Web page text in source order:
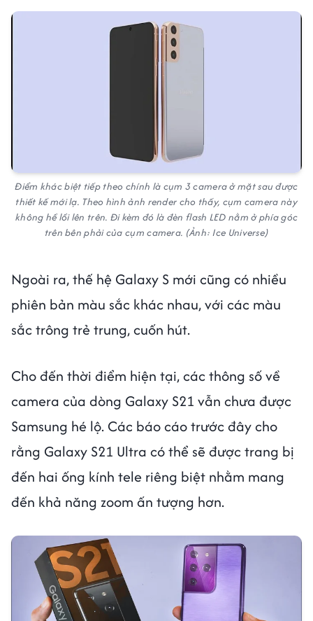
Điểm khác biệt tiếp theo chính là cụm 3 camera ở mặt sau được
thiết kế mới lạ. Theo hình ảnh render cho thấy, cụm camera này
không hề lồi lên trên. Đi kèm đó là đèn flash LED nằm ở phía góc
trên bên phải của cụm camera. (Ảnh: Ice Universe)
Ngoài ra, thế hệ Galaxy S mới cũng có nhiều
phiên bản màu sắc khác nhau, với các màu
sắc trông trẻ trung, cuốn hút.
Cho đến thời điểm hiện tại, các thông số về
camera của dòng Galaxy S21 vẫn chưa được
Samsung hé lộ. Các báo cáo trước đây cho
rằng Galaxy S21 Ultra có thể sẽ được trang bị
đến hai ống kính tele riêng biệt nhằm mang
đến khả năng zoom ấn tượng hơn.